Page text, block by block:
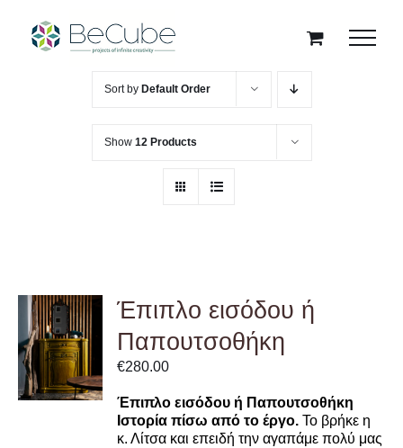
content
Sort by Default Order
Show 12 Products
ADD TO
CART
/
DETAILS
Έπιπλο εισόδου ή
Παπουτσοθήκη
€280.00
Έπιπλο εισόδου ή Παπουτσοθήκη
Ιστορία πίσω από το έργο. Το βρήκε η
κ. Λίτσα και επειδή την αγαπάμε πολύ μας